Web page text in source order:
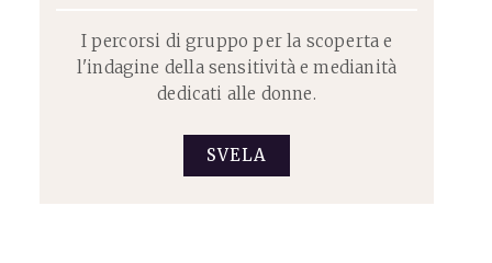
I percorsi di gruppo per la scoperta e
l'indagine della sensitività e medianità
dedicati alle donne.
SVELA